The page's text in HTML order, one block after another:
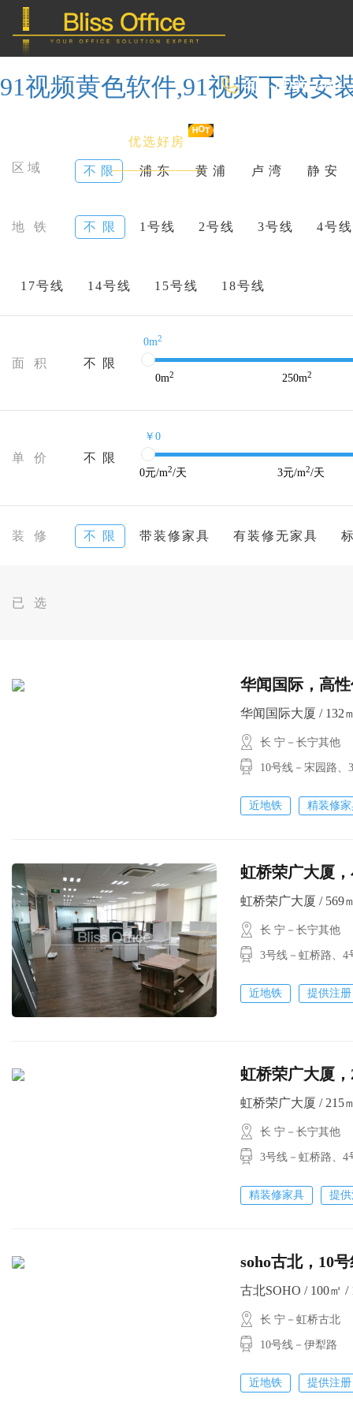
91视频黄色软件,91视频下载安
400-8090-660
优选好房
区域 不 限 浦 东 黄 浦 卢 湾 静 安
地 铁 不 限 1号线 2号线 3号线 4号线
17号线 14号线 15号线 18号线
面 积 不 限
0m2
0m2 250m2
单 价 不 限
￥0
0元/m2/天 3元/m2/天
装 修 不 限 带装修家具 有装修无家具
已 选
华闻国际，高
华闻国际大厦 / 132
长 宁－长宁其他
10号线－宋园路
近地铁 精装修
虹桥荣广大厦
虹桥荣广大厦 / 569
长 宁－长宁其他
3号线－虹桥路
近地铁 提供注册
虹桥荣广大厦
虹桥荣广大厦 / 215
长 宁－长宁其他
3号线－虹桥路、
精装修家具 提
soho古北，
古北SOHO / 100㎡ /
长 宁－虹桥古北
10号线－伊犁路
近地铁 提供注册